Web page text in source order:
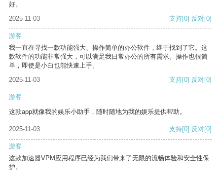
好。
2025-11-03
支持[0] 反对[0]
游客
我一直在寻找一款功能强大、操作简单的办公软件，终于找到了它。这
款软件的功能非常强大，可以满足我日常办公的所有需求。操作也很简
单，即使是小白也能快速上手。
2025-11-03
支持[0] 反对[0]
游客
这款app就像我的娱乐小助手，随时随地为我的娱乐提供帮助。
2025-11-03 支持[0] 反对[0]
游客
这款加速器VPM应用程序已经为我们带来了无限的流畅体验和安全性保
护。